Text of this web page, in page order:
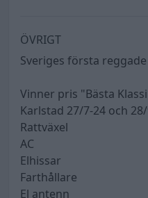
ÖVRIGT
Sveriges första
Vinner pris "Bästa
Karlstad 27/7-24 och
Rattväxel
AC
Elhissar
Farthållare
El antenn